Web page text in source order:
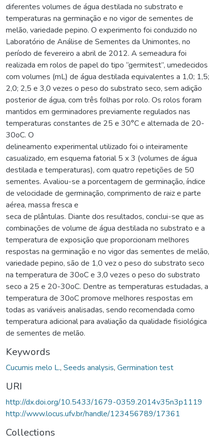
diferentes volumes de água destilada no substrato e
temperaturas na germinação e no vigor de sementes de
melão, variedade pepino. O experimento foi conduzido no
Laboratório de Análise de Sementes da Unimontes, no
período de fevereiro a abril de 2012. A semeadura foi
realizada em rolos de papel do tipo “germitest”, umedecidos
com volumes (mL) de água destilada equivalentes a 1,0; 1,5;
2,0; 2,5 e 3,0 vezes o peso do substrato seco, sem adição
posterior de água, com três folhas por rolo. Os rolos foram
mantidos em germinadores previamente regulados nas
temperaturas constantes de 25 e 30°C e alternada de 20-
30oC. O
delineamento experimental utilizado foi o inteiramente
casualizado, em esquema fatorial 5 x 3 (volumes de água
destilada e temperaturas), com quatro repetições de 50
sementes. Avaliou-se a porcentagem de germinação, índice
de velocidade de germinação, comprimento de raiz e parte
aérea, massa fresca e
seca de plântulas. Diante dos resultados, conclui-se que as
combinações de volume de água destilada no substrato e a
temperatura de exposição que proporcionam melhores
respostas na germinação e no vigor das sementes de melão,
variedade pepino, são de 1,0 vez o peso do substrato seco
na temperatura de 30oC e 3,0 vezes o peso do substrato
seco a 25 e 20-30oC. Dentre as temperaturas estudadas, a
temperatura de 30oC promove melhores respostas em
todas as variáveis analisadas, sendo recomendada como
temperatura adicional para avaliação da qualidade fisiológica
de sementes de melão.
Keywords
Cucumis melo L., Seeds analysis, Germination test
URI
http://dx.doi.org/10.5433/1679-0359.2014v35n3p1119
http://www.locus.ufv.br/handle/123456789/17361
Collections